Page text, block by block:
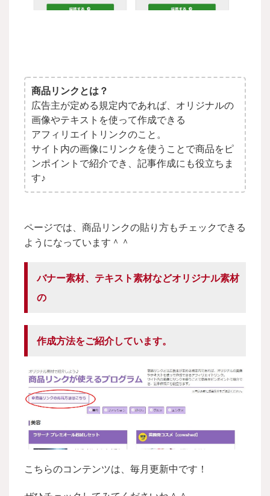
商品リンクとは？
広告主が定める規定内であれば、オリジナルの
画像やテキストを使って作成できる
アフィリエイトリンクのこと。
サイト内の画像にリンクを使うことで商品を ピ
ンポイントで紹介でき、記事作成にも役立ちま
す♪
ページでは、商品リンクの貼り方もチェックできる
ようになっています＾＾
バナー素材、テキスト素材などオリジナル素材
の
作成方法をご紹介しています。
こちらのコンテンツは、毎月更新中です！